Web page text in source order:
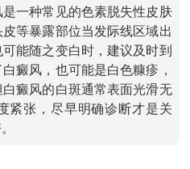
一种常见的色素脱失性皮肤
等暴露部位当发际线区域出
能随之变白时，建议及时到
癜风，也可能是白色糠疹，
癜风的白斑通常表面光滑无
紧张，尽早明确诊断才是关